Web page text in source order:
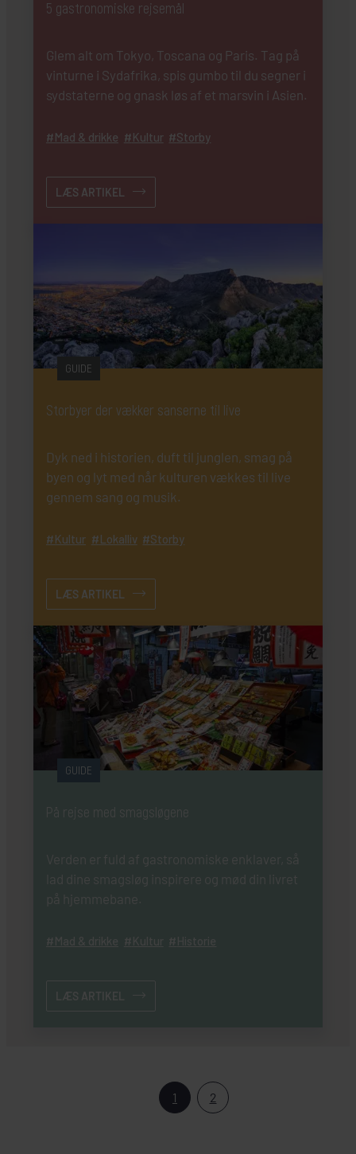
5 gastronomiske rejsemål
Glem alt om Tokyo, Toscana og Paris. Tag på
vinturne i Sydafrika, spis gumbo til du segner i
sydstaterne og gnask løs af et marsvin i Asien.
Mad & drikke Kultur Storby
LÆS ARTIKEL
GUIDE
Storbyer der vækker sanserne til live
Dyk ned i historien, duft til junglen, smag på
byen og lyt med når kulturen vækkes til live
gennem sang og musik.
Kultur Lokalliv Storby
LÆS ARTIKEL
GUIDE
På rejse med smagsløgene
Verden er fuld af gastronomiske enklaver, så
lad dine smagsløg inspirere og mød din livret
på hjemmebane.
Mad & drikke Kultur Historie
LÆS ARTIKEL
1 2